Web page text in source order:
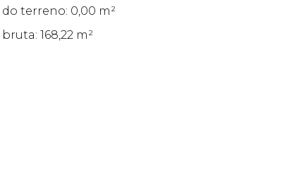
do terreno: 0,00 m²
168,22 m²